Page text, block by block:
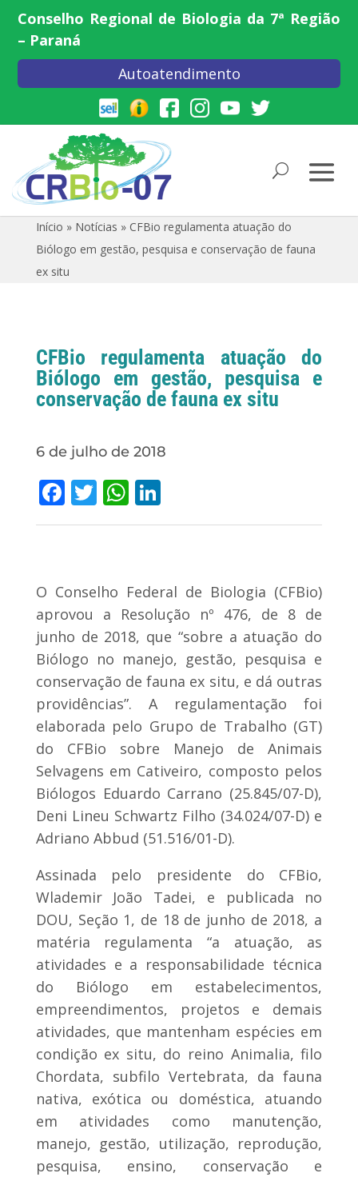
Conselho Regional de Biologia da 7ª Região
– Paraná
Autoatendimento
Início » Notícias » CFBio regulamenta atuação do
Biólogo em gestão, pesquisa e conservação de fauna
ex situ
CFBio regulamenta atuação do
Biólogo em gestão, pesquisa e
conservação de fauna ex situ
6 de julho de 2018
Facebook
Twitter
WhatsApp
LinkedIn
O Conselho Federal de Biologia (CFBio)
aprovou a Resolução nº 476, de 8 de
junho de 2018, que “sobre a atuação do
Biólogo no manejo, gestão, pesquisa e
conservação de fauna ex situ, e dá outras
providências”. A regulamentação foi
elaborada pelo Grupo de Trabalho (GT)
do CFBio sobre Manejo de Animais
Selvagens em Cativeiro, composto pelos
Biólogos Eduardo Carrano (25.845/07-D),
Deni Lineu Schwartz Filho (34.024/07-D) e
Adriano Abbud (51.516/01-D).
Assinada pelo presidente do CFBio,
Wlademir João Tadei, e publicada no
DOU, Seção 1, de 18 de junho de 2018, a
matéria regulamenta “a atuação, as
atividades e a responsabilidade técnica
do Biólogo em estabelecimentos,
empreendimentos, projetos e demais
atividades, que mantenham espécies em
condição ex situ, do reino Animalia, filo
Chordata, subfilo Vertebrata, da fauna
nativa, exótica ou doméstica, atuando
em atividades como manutenção,
manejo, gestão, utilização, reprodução,
pesquisa, ensino, conservação e